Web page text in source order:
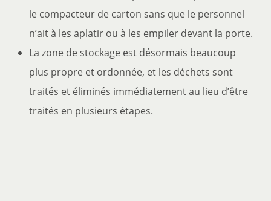
le compacteur de carton sans que le personnel
n’ait à les aplatir ou à les empiler devant la porte.
La zone de stockage est désormais beaucoup
plus propre et ordonnée, et les déchets sont
traités et éliminés immédiatement au lieu d’être
traités en plusieurs étapes.